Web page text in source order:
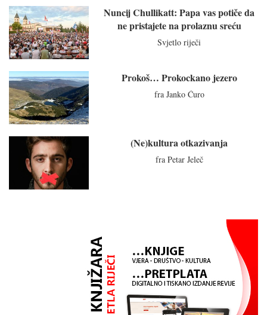
Nuncij Chullikatt: Papa vas potiče da
ne pristajete na prolaznu sreću
Svjetlo riječi
Prokoš… Prokockano jezero
fra Janko Ćuro
(Ne)kultura otkazivanja
fra Petar Jeleč